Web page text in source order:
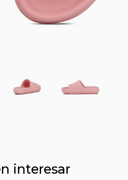
interesar